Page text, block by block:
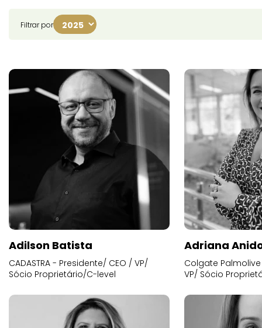
Filtrar por
Adilson Batista
CADASTRA - Presidente/ CEO / VP/
Sócio Proprietário/C-level
Adriana
Colgate
VP/ Sócio